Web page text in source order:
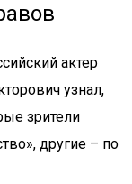
актер
узнал,
зрители
другие – по